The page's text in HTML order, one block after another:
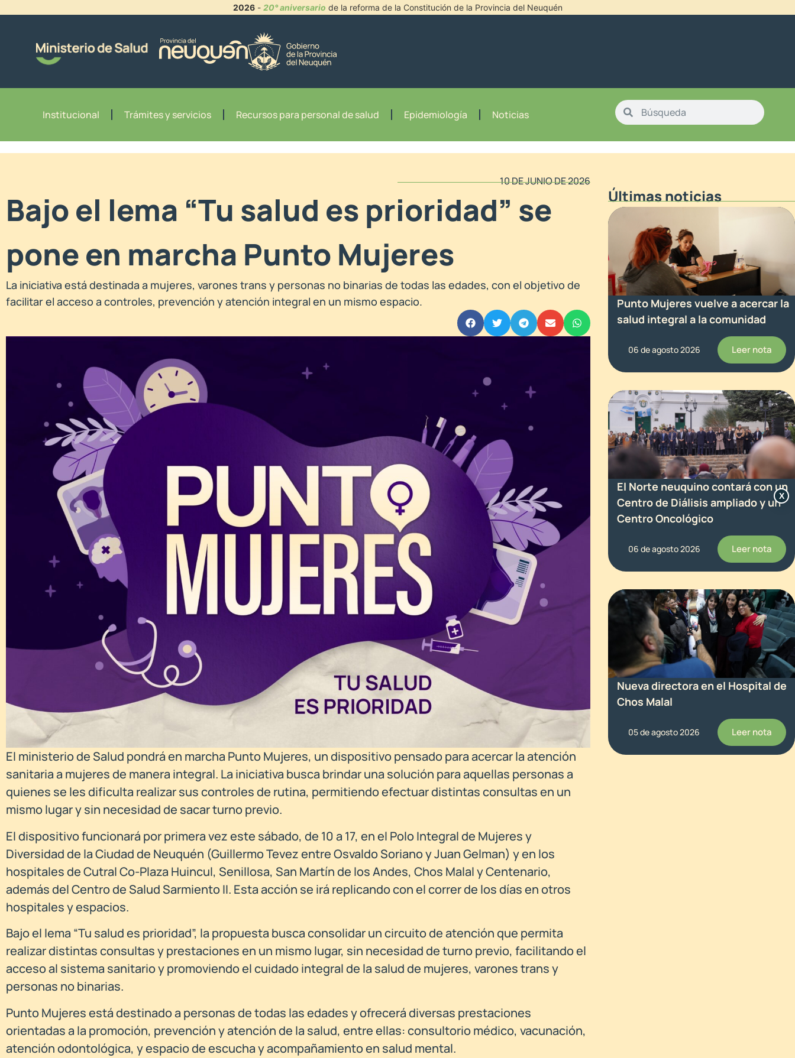
2026- 20° aniversario de la reforma de la Constitución de la Provincia del Neuquén
Institucional Trámites y servicios Recursos para personal de salud Epidemiología Noticias
10 DE JUNIO DE 2026
Bajo el lema “Tu salud es prioridad” se
pone en marcha Punto Mujeres
La iniciativa está destinada a mujeres, varones trans y personas no binarias de todas las edades, con el objetivo de
facilitar el acceso a controles, prevención y atención integral en un mismo espacio.
El ministerio de Salud pondrá en marcha Punto Mujeres, un dispositivo pensado para acercar la atención
sanitaria a mujeres de manera integral. La iniciativa busca brindar una solución para aquellas personas a
quienes se les dificulta realizar sus controles de rutina, permitiendo efectuar distintas consultas en un
mismo lugar y sin necesidad de sacar turno previo.
El dispositivo funcionará por primera vez este sábado, de 10 a 17, en el Polo Integral de Mujeres y
Diversidad de la Ciudad de Neuquén (Guillermo Tevez entre Osvaldo Soriano y Juan Gelman) y en los
hospitales de Cutral Co-Plaza Huincul, Senillosa, San Martín de los Andes, Chos Malal y Centenario,
además del Centro de Salud Sarmiento II. Esta acción se irá replicando con el correr de los días en otros
hospitales y espacios.
Bajo el lema “Tu salud es prioridad”, la propuesta busca consolidar un circuito de atención que permita
realizar distintas consultas y prestaciones en un mismo lugar, sin necesidad de turno previo, facilitando el
acceso al sistema sanitario y promoviendo el cuidado integral de la salud de mujeres, varones trans y
personas no binarias.
Punto Mujeres está destinado a personas de todas las edades y ofrecerá diversas prestaciones
orientadas a la promoción, prevención y atención de la salud, entre ellas: consultorio médico, vacunación,
atención odontológica, y espacio de escucha y acompañamiento en salud mental.
Últimas noticias
Punto Mujeres vuelve a acercar la
salud integral a la comunidad
06 de agosto 2026 Leer nota
El Norte neuquino contará con un
Centro de Diálisis ampliado y un
Centro Oncológico
06 de agosto 2026 Leer nota
Nueva directora en el Hospital de
Chos Malal
05 de agosto 2026 Leer nota
X